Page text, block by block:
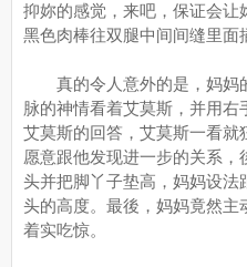
抑妳的感觉，来吧，保证会
黑色肉棒往双腿中间间缝里面
真的令人意外的是，妈妈
脉的神情看着艾莫斯，并用
艾莫斯的回答，艾莫斯一看
愿意跟他发现进一步的关系，
头并把脚丫子垫高，妈妈设法
头的高度。最後，妈妈竟然
着实吃惊。